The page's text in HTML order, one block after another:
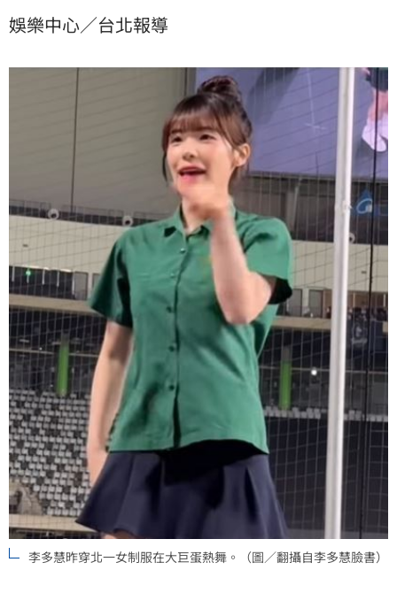
疑，直指「我的文化（或生活）不該被你拿來表演」。
娛樂中心／台北報導
李多慧昨穿北一女制服在大巨蛋熱舞。（圖／翻攝自李多慧臉書）